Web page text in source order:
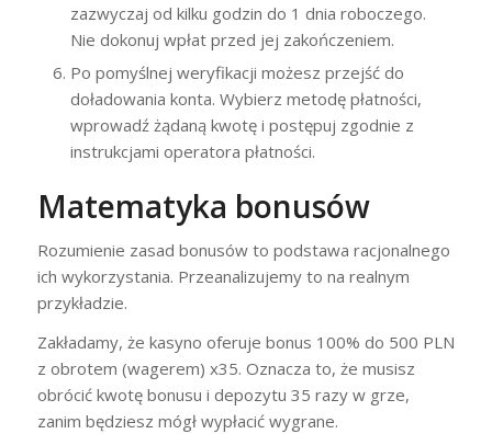
zazwyczaj od kilku godzin do 1 dnia roboczego.
Nie dokonuj wpłat przed jej zakończeniem.
Po pomyślnej weryfikacji możesz przejść do
doładowania konta. Wybierz metodę płatności,
wprowadź żądaną kwotę i postępuj zgodnie z
instrukcjami operatora płatności.
Matematyka bonusów
Rozumienie zasad bonusów to podstawa racjonalnego
ich wykorzystania. Przeanalizujemy to na realnym
przykładzie.
Zakładamy, że kasyno oferuje bonus 100% do 500 PLN
z obrotem (wagerem) x35. Oznacza to, że musisz
obrócić kwotę bonusu i depozytu 35 razy w grze,
zanim będziesz mógł wypłacić wygrane.